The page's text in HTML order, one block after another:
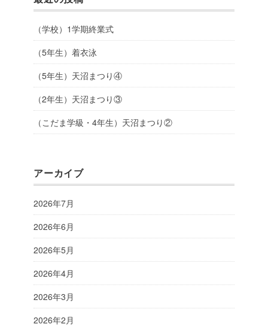
（学校）1学期終業式
（5年生）着衣泳
（5年生）天沼まつり④
（2年生）天沼まつり③
（こだま学級・4年生）天沼まつり②
アーカイブ
2026年7月
2026年6月
2026年5月
2026年4月
2026年3月
2026年2月